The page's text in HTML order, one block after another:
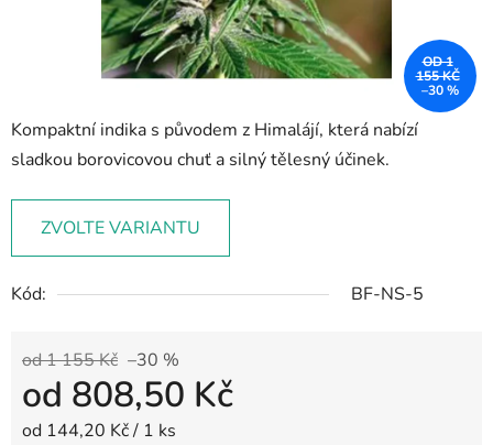
Kompaktní indika s původem z Himalájí, která nabízí
sladkou borovicovou chuť a silný tělesný účinek.
ZVOLTE VARIANTU
Kód: BF-NS-5
od 1 155 Kč –30 %
od 808,50 Kč
Měrná cena:
od 144,20 Kč / 1 ks
OD 1
155 KČ
–30 %